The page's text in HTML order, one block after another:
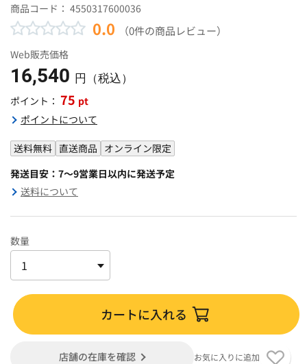
商品コード： 4550317600036
0.0 （0件の商品レビュー）
Web販売価格
16,540 円（税込）
ポイント： 75 pt
ポイントについて
送料無料 直送商品 オンライン限定
発送目安：7～9営業日以内に発送予定
送料について
数量
カートに入れる
店舗の在庫を確認 お気に入りに追加